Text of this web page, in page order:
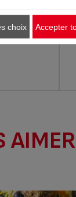
choix Accepter